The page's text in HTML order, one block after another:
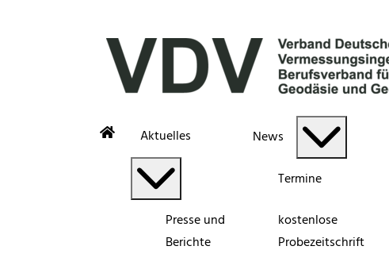
Aktuelles
Presse und
Berichte
News
Termine
kostenlose
Probezeitschrift